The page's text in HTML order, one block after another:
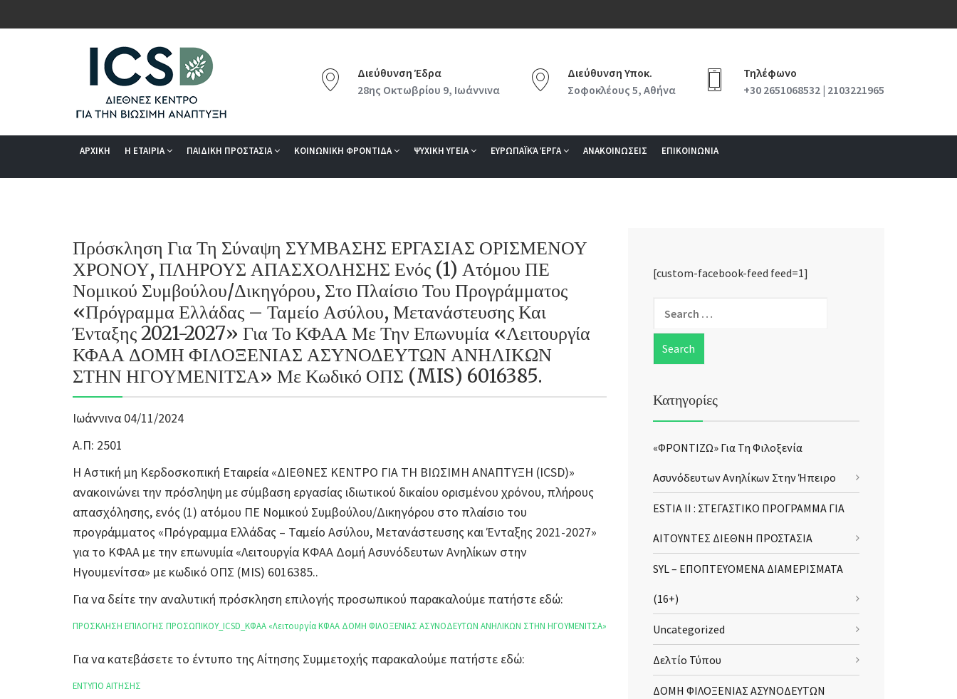
Διεύθυνση Έδρα
28ης Οκτωβρίου 9, Ιωάννινα
Διεύθυνση Υποκ.
Σοφοκλέους 5, Αθήνα
Τηλέφωνο
+30 2651068532 | 2103221965
ΑΡΧΙΚΗ Η ΕΤΑΙΡΙΑ ΠΑΙΔΙΚΗ ΠΡΟΣΤΑΣΙΑ ΚΟΙΝΩΝΙΚΗ ΦΡΟΝΤΙΔΑ ΨΥΧΙΚΗ ΥΓΕΙΑ ΕΥΡΩΠΑΪΚΆ ΈΡΓΑ ΑΝΑΚΟΙΝΩΣΕΙΣ ΕΠΙΚΟΙΝΩΝΙΑ
Πρόσκληση Για Τη Σύναψη ΣΥΜΒΑΣΗΣ ΕΡΓΑΣΙΑΣ ΟΡΙΣΜΕΝΟΥ
ΧΡΟΝΟΥ, ΠΛΗΡΟΥΣ ΑΠΑΣΧΟΛΗΣΗΣ Ενός (1) Ατόμου ΠΕ
Νομικού Συμβούλου/Δικηγόρου, Στο Πλαίσιο Του Προγράμματος
«Πρόγραμμα Ελλάδας – Ταμείο Ασύλου, Μετανάστευσης Και
Ένταξης 2021-2027» Για Το ΚΦΑΑ Με Την Επωνυμία «Λειτουργία
ΚΦΑΑ ΔΟΜΗ ΦΙΛΟΞΕΝΙΑΣ ΑΣΥΝΟΔΕΥΤΩΝ ΑΝΗΛΙΚΩΝ
ΣΤΗΝ ΗΓΟΥΜΕΝΙΤΣΑ» Με Κωδικό ΟΠΣ (MIS) 6016385.
Ιωάννινα 04/11/2024
Α.Π: 2501
Η Αστική μη Κερδοσκοπική Εταιρεία «ΔΙΕΘΝΕΣ ΚΕΝΤΡΟ ΓΙΑ ΤΗ ΒΙΩΣΙΜΗ ΑΝΑΠΤΥΞΗ (ICSD)»
ανακοινώνει την πρόσληψη με σύμβαση εργασίας ιδιωτικού δικαίου ορισμένου χρόνου, πλήρους
απασχόλησης, ενός (1) ατόμου ΠΕ Νομικού Συμβούλου/Δικηγόρου στο πλαίσιο του
προγράμματος «Πρόγραμμα Ελλάδας – Ταμείο Ασύλου, Μετανάστευσης και Ένταξης 2021-2027»
για το ΚΦΑΑ με την επωνυμία «Λειτουργία ΚΦΑΑ Δομή Ασυνόδευτων Ανηλίκων στην
Ηγουμενίτσα» με κωδικό ΟΠΣ (MIS) 6016385..
Για να δείτε την αναλυτική πρόσκληση επιλογής προσωπικού παρακαλούμε πατήστε εδώ:
ΠΡΟΣΚΛΗΣΗ ΕΠΙΛΟΓΗΣ ΠΡΟΣΩΠΙΚΟΥ_ICSD_ΚΦΑΑ «Λειτουργία ΚΦΑΑ ΔΟΜΗ ΦΙΛΟΞΕΝΙΑΣ ΑΣΥΝΟΔΕΥΤΩΝ ΑΝΗΛΙΚΩΝ ΣΤΗΝ ΗΓΟΥΜΕΝΙΤΣΑ»
Για να κατεβάσετε το έντυπο της Αίτησης Συμμετοχής παρακαλούμε πατήστε εδώ:
ΕΝΤΥΠΟ ΑΙΤΗΣΗΣ
[custom-facebook-feed feed=1]
Κατηγορίες
«ΦΡΟΝΤΙΖΩ» Για Τη Φιλοξενία
Ασυνόδευτων Ανηλίκων Στην Ήπειρο
ESTIA II : ΣΤΕΓΑΣΤΙΚΟ ΠΡΟΓΡΑΜΜΑ ΓΙΑ
ΑΙΤΟΥΝΤΕΣ ΔΙΕΘΝΗ ΠΡΟΣΤΑΣΙΑ
SYL – ΕΠΟΠΤΕΥΟΜΕΝΑ ΔΙΑΜΕΡΙΣΜΑΤΑ
(16+)
Uncategorized
Δελτίο Τύπου
ΔΟΜΗ ΦΙΛΟΞΕΝΙΑΣ ΑΣΥΝΟΔΕΥΤΩΝ